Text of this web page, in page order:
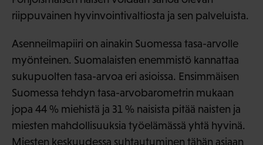
riippuvainen hyvinvointivaltiosta ja sen palveluista.
Asenneilmapiiri on ainakin Suomessa tasa-arvolle
myönteinen. Suomalaisten enemmistö kannattaa
sukupuolten tasa-arvoa eri asioissa. Ensimmäisen
Suomessa tehdyn tasa-arvobarometrin mukaan
jopa 44 % miehistä ja 31 % naisista pitää naisten ja
miesten mahdollisuuksia työelämässä yhtä hyvinä.
Miesten keskuudessa suhtautuminen tähän asiaan